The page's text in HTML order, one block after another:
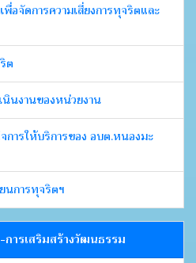
พื่อจัดการความเสี่ยงการทุจริตและ
ต
นินงานของหน่วยงาน
การให้บริการของ อบต.หนองมะ
นการทุจริตฯ
ารเสริมสร้างวัฒนธรรม